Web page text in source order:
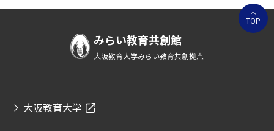
TOP
みらい教育共創館
大阪教育大学みらい教育共創拠点
大阪教育大学